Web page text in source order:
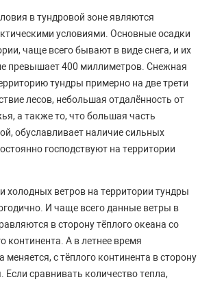
в тундровой зоне являются
условиями. Основные осадки
чаще всего бывают в виде снега, и их
превышает 400 миллиметров. Снежная
тундры примерно на две трети
лесов, небольшая отдалённость от
а также то, что большая часть
обуславливает наличие сильных
господствуют на территории
холодных ветров на территории тундры
И чаще всего данные ветры в
в сторону тёплого океана со
континента. А в летнее время
меняется, с тёплого континента в сторону
Если сравнивать количество тепла,